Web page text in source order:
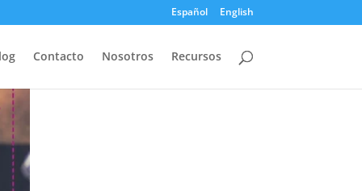
Español English
Contacto Nosotros Recursos